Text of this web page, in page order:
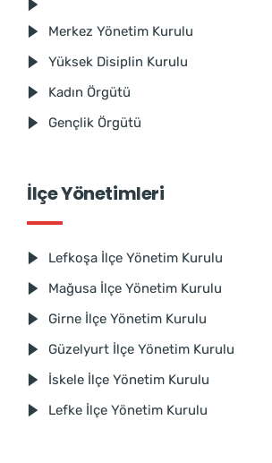
Merkez Yönetim Kurulu
Yüksek Disiplin Kurulu
Kadın Örgütü
Gençlik Örgütü
İlçe Yönetimleri
Lefkoşa İlçe Yönetim Kurulu
Mağusa İlçe Yönetim Kurulu
Girne İlçe Yönetim Kurulu
Güzelyurt İlçe Yönetim Kurulu
İskele İlçe Yönetim Kurulu
Lefke İlçe Yönetim Kurulu